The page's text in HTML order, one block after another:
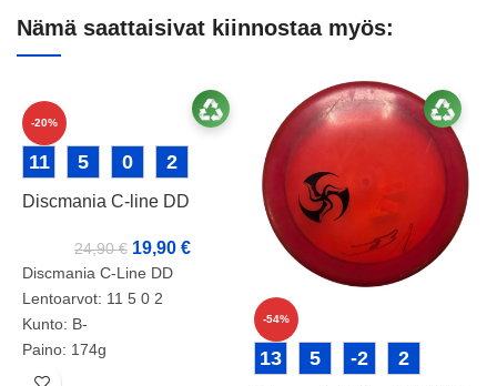
Nämä saattaisivat kiinnostaa myös:
-20%
11 5 0 2
Discmania C-line DD
24,90€ 19,90 €
Discmania C-Line DD
Lentoarvot: 11 5 0 2
Kunto: B-
Paino: 174g
Tussit: +
-54%
13 5 -2 2